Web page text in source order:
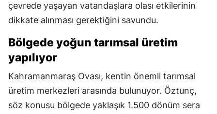
çevrede yaşayan vatandaşlara olası etkilerinin
dikkate alınması gerektiğini savundu.
Bölgede yoğun tarımsal üretim
yapılıyor
Kahramanmaraş Ovası, kentin önemli tarımsal
üretim merkezleri arasında bulunuyor. Öztunç,
söz konusu bölgede yaklaşık 1.500 dönüm sera